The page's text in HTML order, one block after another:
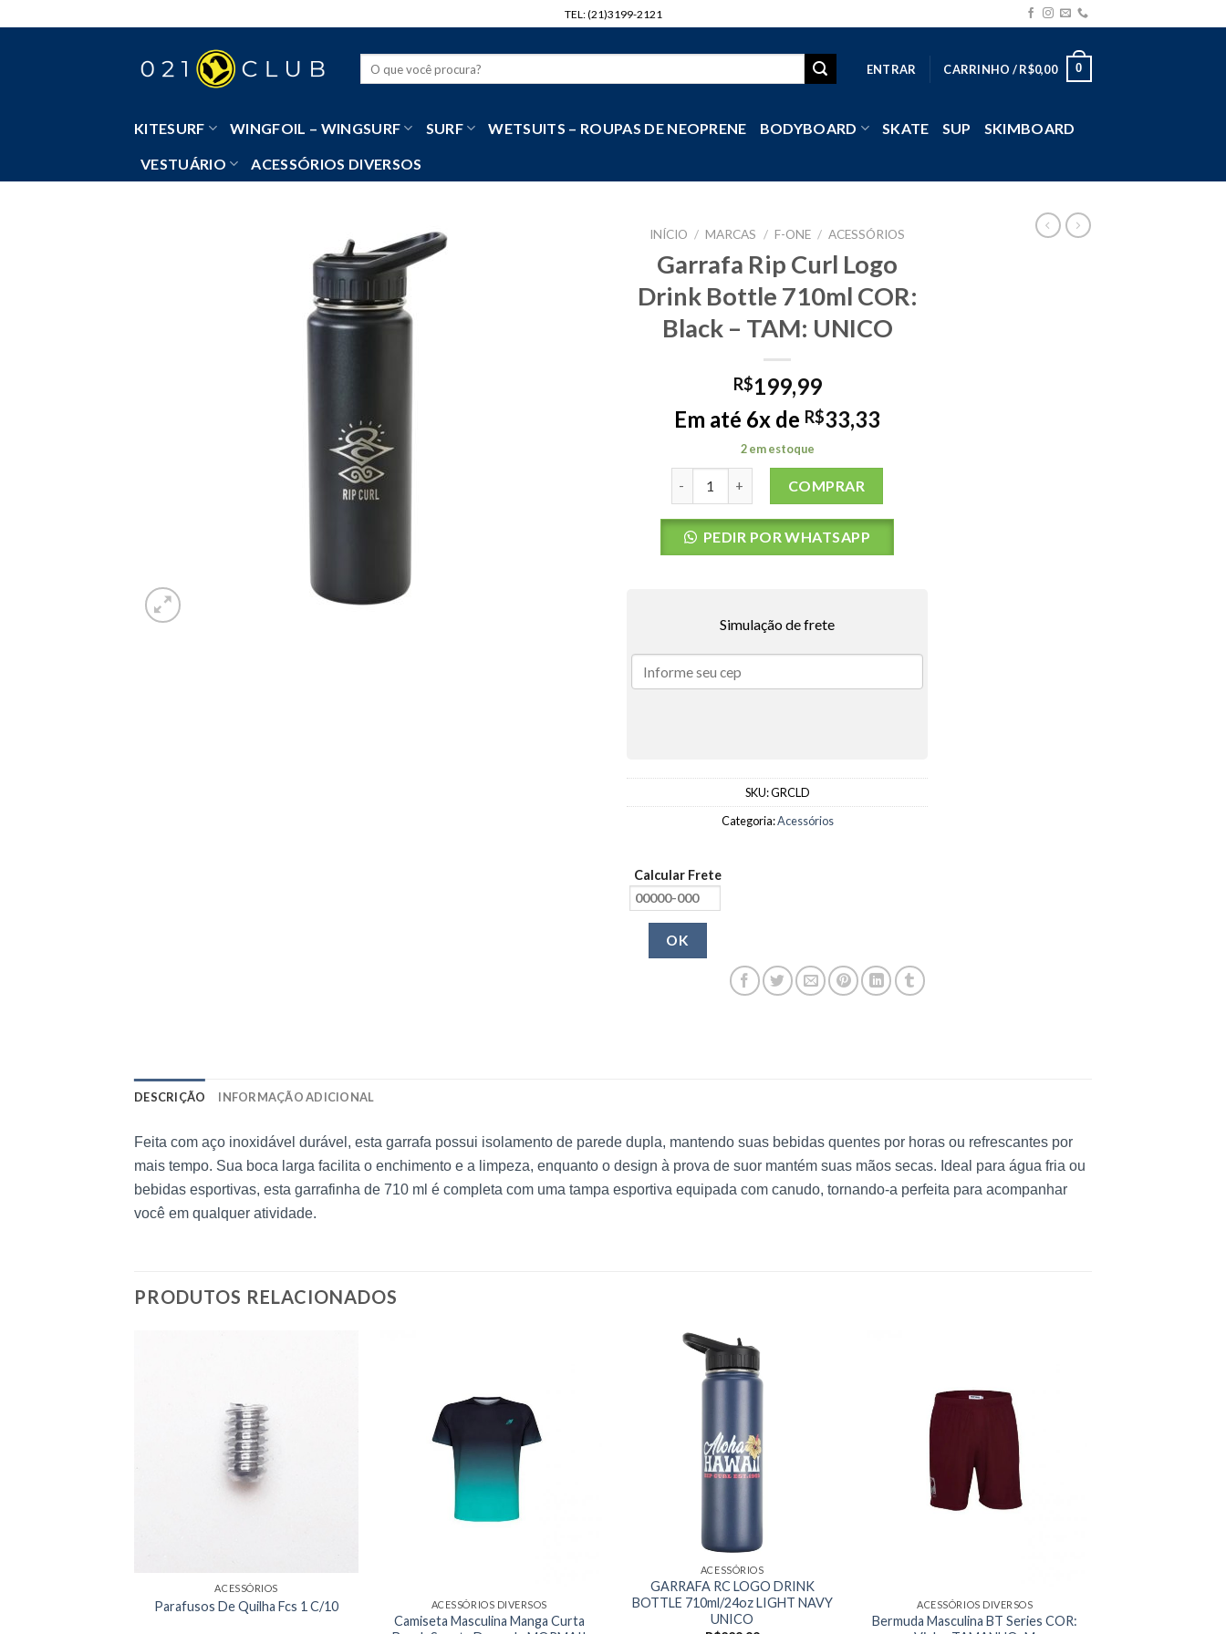
to
TEL: (21)3199-2121
ENTRAR CARRINHO /R$0,00 0
KITESURF WINGFOIL – WINGSURF SURF WETSUITS – ROUPAS DE NEOPRENE BODYBOARD SKATE SUP SKIMBOARD
VESTUÁRIO ACESSÓRIOS DIVERSOS
INÍCIO / MARCAS / F-ONE / ACESSÓRIOS
Garrafa Rip Curl Logo
Drink Bottle 710ml COR:
Black – TAM: UNICO
R$199,99
Em até 6x de R$33,33
2 em estoque
COMPRAR
PEDIR POR WHATSAPP
Simulação de frete
SKU:GRCLD
Categoria:Acessórios
Calcular Frete
OK
DESCRIÇÃO INFORMAÇÃO ADICIONAL
Feita com aço inoxidável durável, esta garrafa possui isolamento de parede dupla, mantendo suas bebidas quentes por horas ou refrescantes por
mais tempo. Sua boca larga facilita o enchimento e a limpeza, enquanto o design à prova de suor mantém suas mãos secas. Ideal para água fria ou
bebidas esportivas, esta garrafinha de 710 ml é completa com uma tampa esportiva equipada com canudo, tornando-a perfeita para acompanhar
você em qualquer atividade.
PRODUTOS RELACIONADOS
ACESSÓRIOS
Parafusos De Quilha Fcs 1 C/10 ACESSÓRIOS DIVERSOS
Camiseta Masculina Manga Curta
ACESSÓRIOS
GARRAFA RC LOGO DRINK
BOTTLE 710ml/24oz LIGHT NAVY
UNICO
ACESSÓRIOS DIVERSOS
Bermuda Masculina BT Series COR: